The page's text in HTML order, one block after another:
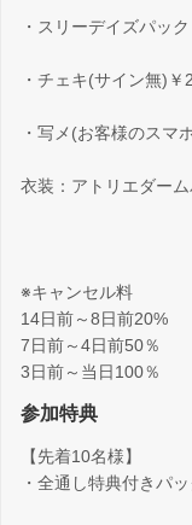
・スリーデイズパッ
・チェキ(サイン無)￥
・写メ(お客様のスマ
衣装：アトリエダー
※キャンセル料
14日前～8日前20%
7日前～4日前50％
3日前～当日100％
参加特典
【先着10名様】
・全通し特典付きパ